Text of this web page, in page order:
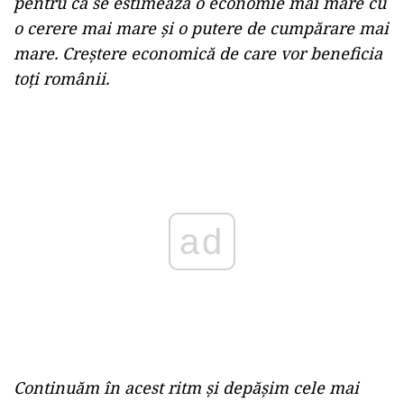
o cerere mai mare şi o putere de cumpărare mai
mare. Creştere economică de care vor beneficia
toţi românii.
Continuăm în acest ritm şi depăşim cele mai